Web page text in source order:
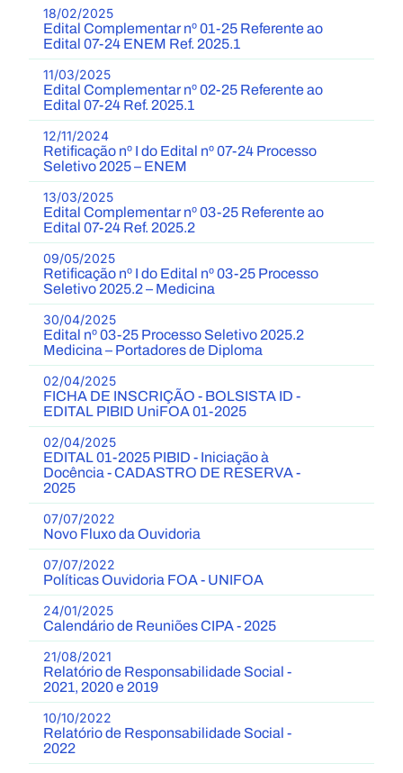
18/02/2025
Edital Complementar nº 01-25 Referente ao
Edital 07-24 ENEM Ref. 2025.1
11/03/2025
Edital Complementar nº 02-25 Referente ao
Edital 07-24 Ref. 2025.1
12/11/2024
Retificação nº I do Edital nº 07-24 Processo
Seletivo 2025 – ENEM
13/03/2025
Edital Complementar nº 03-25 Referente ao
Edital 07-24 Ref. 2025.2
09/05/2025
Retificação nº I do Edital nº 03-25 Processo
Seletivo 2025.2 – Medicina
30/04/2025
Edital nº 03-25 Processo Seletivo 2025.2
Medicina – Portadores de Diploma
02/04/2025
FICHA DE INSCRIÇÃO - BOLSISTA ID -
EDITAL PIBID UniFOA 01-2025
02/04/2025
EDITAL 01-2025 PIBID - Iniciação à
Docência - CADASTRO DE RESERVA -
2025
07/07/2022
Novo Fluxo da Ouvidoria
07/07/2022
Políticas Ouvidoria FOA - UNIFOA
24/01/2025
Calendário de Reuniões CIPA - 2025
21/08/2021
Relatório de Responsabilidade Social -
2021, 2020 e 2019
10/10/2022
Relatório de Responsabilidade Social -
2022